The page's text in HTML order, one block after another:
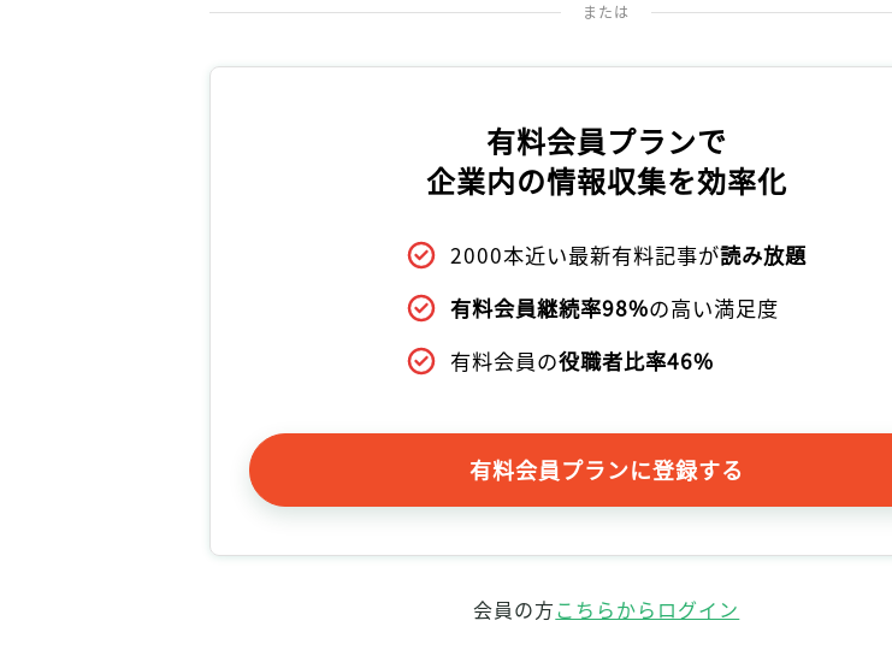
または
有料会員プランで
企業内の情報収集を効率化
2000本近い最新有料記事が読み放題
有料会員継続率98%の高い満足度
有料会員の役職者比率46%
有料会員プランに登録する
会員の方こちらからログイン
ログインが必要です
ログイン